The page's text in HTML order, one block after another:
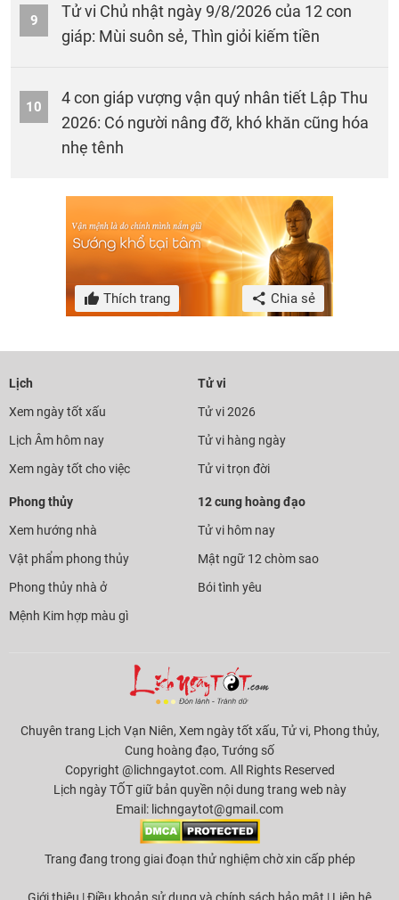
9
Tử vi Chủ nhật ngày 9/8/2026 của 12 con
giáp: Mùi suôn sẻ, Thìn giỏi kiếm tiền
10
4 con giáp vượng vận quý nhân tiết Lập Thu
2026: Có người nâng đỡ, khó khăn cũng hóa
nhẹ tênh
Thích trang Chia sẻ
Lịch
Xem ngày tốt xấu
Lịch Âm hôm nay
Xem ngày tốt cho việc
Tử vi
Tử vi 2026
Tử vi hàng ngày
Tử vi trọn đời
Phong thủy
Xem hướng nhà
Vật phẩm phong thủy
Phong thủy nhà ở
Mệnh Kim hợp màu gì
12 cung hoàng đạo
Tử vi hôm nay
Mật ngữ 12 chòm sao
Bói tình yêu
Chuyên trang Lịch Vạn Niên, Xem ngày tốt xấu, Tử vi, Phong thủy,
Cung hoàng đạo, Tướng số
Copyright @lichngaytot.com. All Rights Reserved
Lịch ngày TỐT giữ bản quyền nội dung trang web này
Email: lichngaytot@gmail.com
Trang đang trong giai đoạn thử nghiệm chờ xin cấp phép